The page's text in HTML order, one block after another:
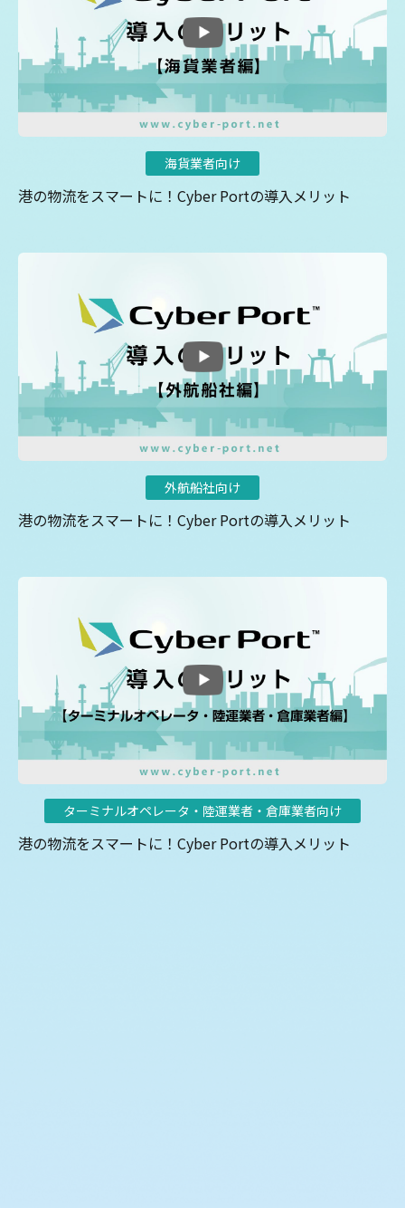
海貨業者向け
港の物流をスマートに！Cyber Portの導入メリット
外航船社向け
港の物流をスマートに！Cyber Portの導入メリット
ターミナルオペレータ・陸運業者・倉庫業者向け
港の物流をスマートに！Cyber Portの導入メリット